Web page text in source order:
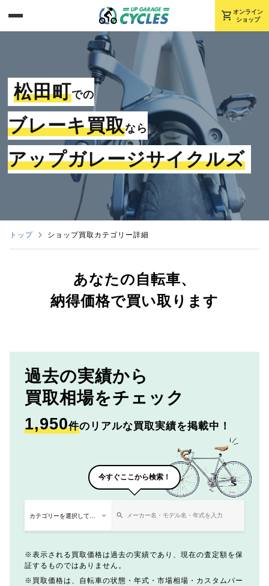
shopping_cart オンライン
ショップ
松田町での
ブレーキ買取なら
アップガレージサイクルズ
トップ ショップ買取カテゴリー詳細
あなたの自転車、
納得価格で買い取ります
過去の実績から
買取相場をチェック
1,950件のリアルな買取実績を掲載中！
今すぐここから検索！
表示される買取価格は過去の実績であり、現在の査定額を保
証するものではありません。
買取価格は、自転車の状態・年式・市場相場・カスタムパー